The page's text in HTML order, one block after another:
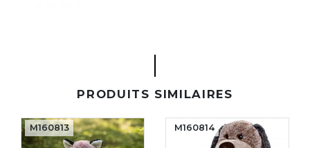
PRODUITS SIMILAIRES
M160813 M160814